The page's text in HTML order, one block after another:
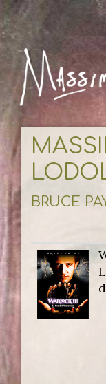
BRUCE